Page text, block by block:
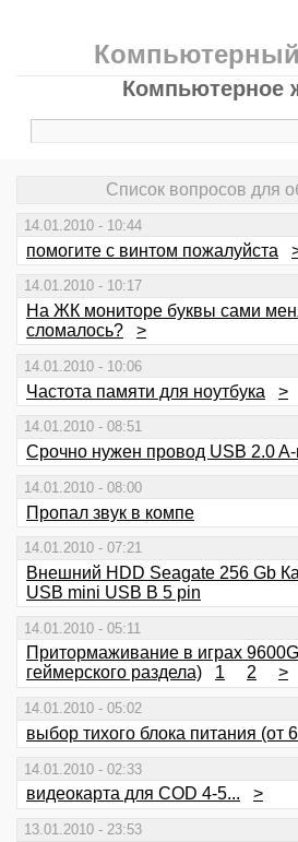
Компьютерное
Список вопросов для
14.01.2010 - 10:44
помогите с винтом пожалуйста
14.01.2010 - 10:17
На ЖК мониторе буквы сами
сломалось?
>
14.01.2010 - 10:06
Частота памяти для ноутбука >
14.01.2010 - 08:51
Срочно нужен провод USB 2.0 A-
14.01.2010 - 08:00
Пропал звук в компе
14.01.2010 - 07:21
Внешний HDD Seagate 256 Gb
USB mini USB B 5 pin
14.01.2010 - 05:11
Притормаживание в играх
геймерского раздела)
1 2 >
14.01.2010 - 05:02
выбор тихого блока питания (от
14.01.2010 - 02:33
видеокарта для COD 4-5... >
13.01.2010 - 23:53